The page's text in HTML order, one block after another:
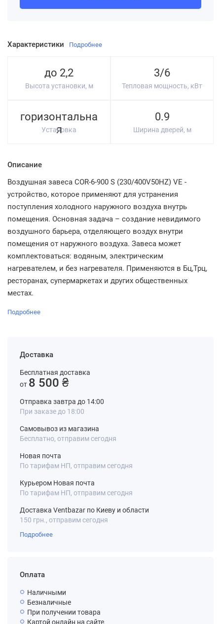
Характеристики Подробнее
до 2,2
Высота установки, м
3/6
Тепловая мощность, кВт
горизонтальна
я
Установка
0.9
Ширина дверей, м
Описание
Воздушная завеса COR-6-900 S (230/400V50HZ) VE -
устройство, которое применяют для устранения
поступления холодного наружного воздуха внутрь
помещения. Основная задача – создание невидимого
воздушного барьера, отделяющего воздух внутри
помещения от наружного воздуха. Завеса может
комплектоваться: водяным, электрическим
нагревателем, и без нагревателя. Применяются в Бц,Трц,
ресторанах, супермаркетах и других общественных
местах.
Подробнее
Доставка
Бесплатная доставка
от 8 500 ₴
Отправка завтра до 14:00
При заказе до 18:00
Самовывоз из магазина
Бесплатно, отправим сегодня
Новая почта
По тарифам НП, отправим сегодня
Курьером Новая почта
По тарифам НП, отправим сегодня
Доставка Ventbazar по Киеву и области
150 грн., отправим сегодня
Подробнее
Оплата
Наличными
Безналичные
При получении товара
Картой онлайн на сайте